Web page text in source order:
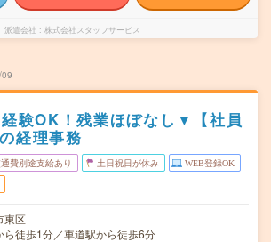
派遣会社 株式会社スタッフサービス
験OK！残業ほぼなし▼【社員
経理事務
費別途支給あり 土日祝日が休み WEB登録OK
東区
ら徒歩1分／車道駅から徒歩6分